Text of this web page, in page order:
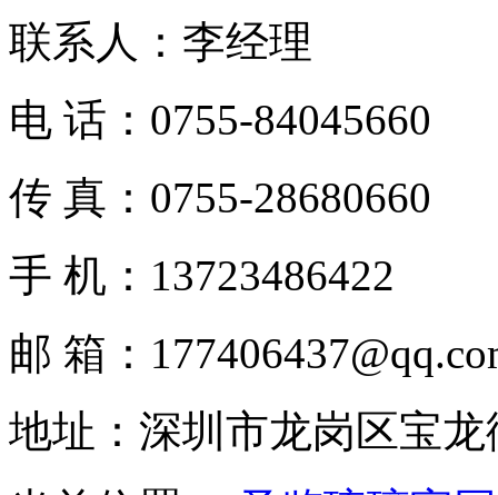
联系人： 李经理
电 话： 0755-84045660
传 真： 0755-28680660
手 机： 13723486422
邮 箱：
地址： 深圳市龙岗区宝